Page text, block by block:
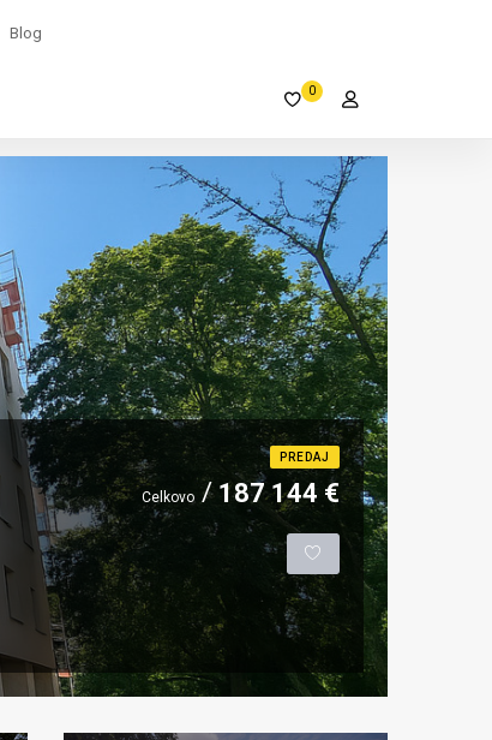
Blog
0
PREDAJ
Celkovo 187 144 €